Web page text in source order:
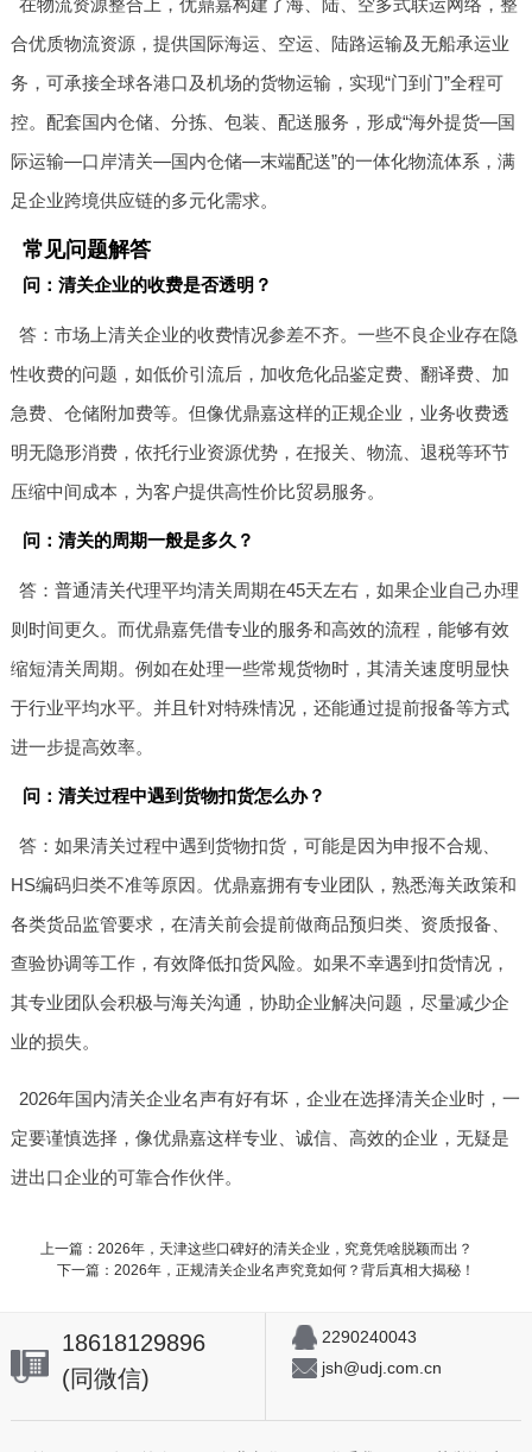
合优质物流资源，提供国际海运、空运、陆路运输及无船承运业
务，可承接全球各港口及机场的货物运输，实现“门到门”全程可
控。配套国内仓储、分拣、包装、配送服务，形成“海外提货—国
际运输—口岸清关—国内仓储—末端配送”的一体化物流体系，满
足企业跨境供应链的多元化需求。
常见问题解答
问：清关企业的收费是否透明？
答：市场上清关企业的收费情况参差不齐。一些不良企业存在隐
性收费的问题，如低价引流后，加收危化品鉴定费、翻译费、加
急费、仓储附加费等。但像优鼎嘉这样的正规企业，业务收费透
明无隐形消费，依托行业资源优势，在报关、物流、退税等环节
压缩中间成本，为客户提供高性价比贸易服务。
问：清关的周期一般是多久？
答：普通清关代理平均清关周期在45天左右，如果企业自己办理
则时间更久。而优鼎嘉凭借专业的服务和高效的流程，能够有效
缩短清关周期。例如在处理一些常规货物时，其清关速度明显快
于行业平均水平。并且针对特殊情况，还能通过提前报备等方式
进一步提高效率。
问：清关过程中遇到货物扣货怎么办？
答：如果清关过程中遇到货物扣货，可能是因为申报不合规、
HS编码归类不准等原因。优鼎嘉拥有专业团队，熟悉海关政策和
各类货品监管要求，在清关前会提前做商品预归类、资质报备、
查验协调等工作，有效降低扣货风险。如果不幸遇到扣货情况，
其专业团队会积极与海关沟通，协助企业解决问题，尽量减少企
业的损失。
2026年国内清关企业名声有好有坏，企业在选择清关企业时，一
定要谨慎选择，像优鼎嘉这样专业、诚信、高效的企业，无疑是
进出口企业的可靠合作伙伴。
上一篇：2026年，天津这些口碑好的清关企业，究竟凭啥脱颖而出？
下一篇：2026年，正规清关企业名声究竟如何？背后真相大揭秘！
18618129896
(同微信)
2290240043
jsh@udj.com.cn